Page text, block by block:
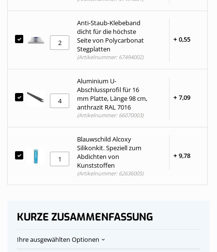
Anti-Staub-Klebeband
dicht für die höchste
Seite von Polycarbonat
Stegplatten
+ 0,55
(Artikelnummer: 67494002)
Aluminium U-
Abschlussprofil für 16
mm Platte, Länge 98 cm,
anthrazit RAL 7016
+ 7,09
(Artikelnummer: 66070003)
Blauwschild Alcoxy
Silikonkit. Speziell zum
Abdichten von
Kunststoffen
+ 9,78
(Artikelnummer: 62636005)
KURZE ZUSAMMENFASSUNG
Ihre ausgewählten Optionen